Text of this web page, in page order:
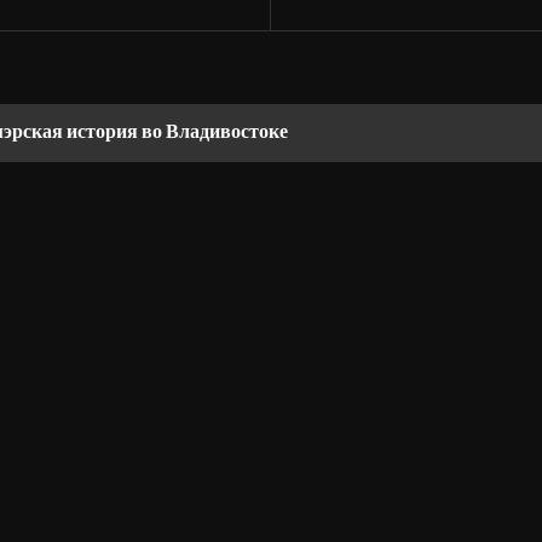
история во Владивостоке